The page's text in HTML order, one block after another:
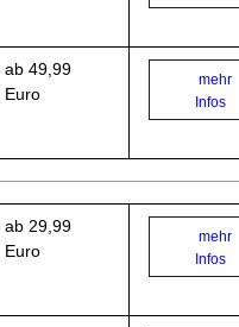
ab 49,99
Euro
mehr
Infos
ab 29,99
Euro
mehr
Infos